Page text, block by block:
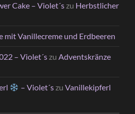
Cake – Violet´s zu Herbstlicher
mit Vanillecreme und Erdbeeren
– Violet´s zuAdventskränze
– Violet´szu Vanillekipferl